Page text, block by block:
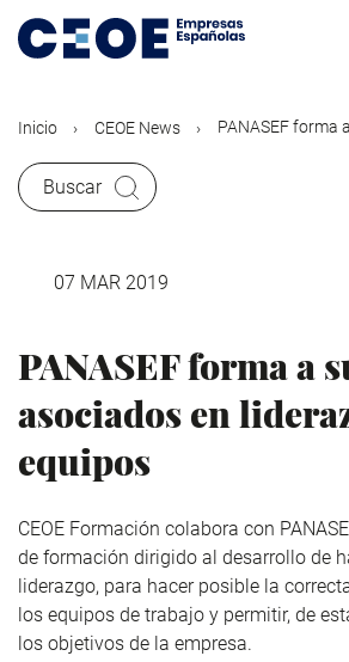
contenido
Inicio CEOE News PANASEF forma
Buscar
07 MAR 2019
PANASEF forma a
asociados en
equipos
CEOE Formación colabora con
de formación dirigido al desarrollo de
liderazgo, para hacer posible la
los equipos de trabajo y permitir, de
los objetivos de la empresa.